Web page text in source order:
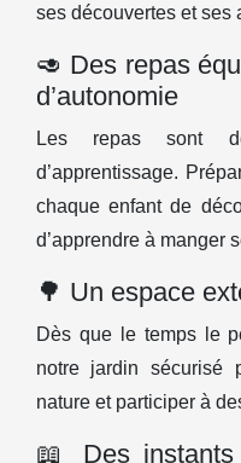
ses découvertes et ses
🥑 Des repas
d’autonomie
Les repas sont
d’apprentissage.
chaque enfant de
d’apprendre à manger
🌳 Un espace
Dès que le temps le
notre jardin sécurisé
nature et participer à
📖 Des instants